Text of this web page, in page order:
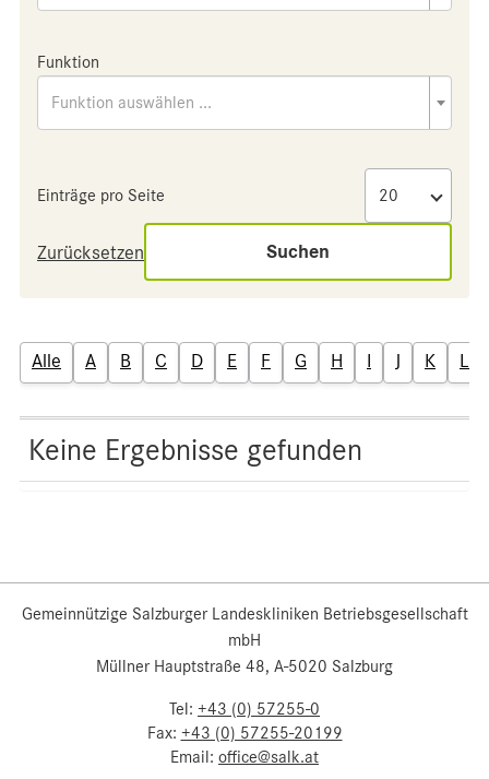
Funktion
Funktion auswählen ...
Einträge pro Seite
Zurücksetzen Suchen
Alle A B C D E F G H I J K L
Keine Ergebnisse gefunden
Gemeinnützige Salzburger Landeskliniken Betriebsgesellschaft
mbH
Müllner Hauptstraße 48, A-5020 Salzburg
Tel: +43 (0) 57255-0
Fax: +43 (0) 57255-20199
Email: office@salk.at